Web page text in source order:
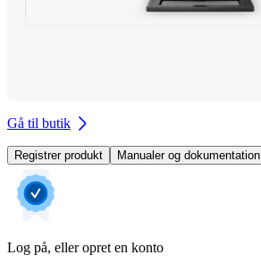
Gå til butik
Registrer produkt Manualer og dokumentation
Log på, eller opret en konto